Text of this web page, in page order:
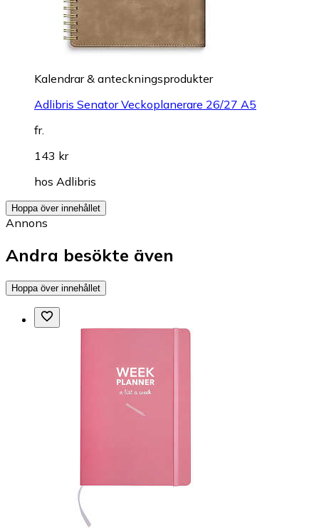
Kalendrar & anteckningsprodukter
Adlibris Senator Veckoplanerare 26/27 A5
fr.
143 kr
hos Adlibris
Hoppa över innehållet
Annons
Andra besökte även
Hoppa över innehållet